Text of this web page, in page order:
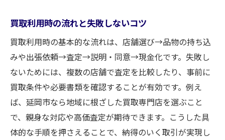
買取利用時の流れと失敗しないコツ
買取利用時の基本的な流れは、店舗選び→品物の持ち込
みや出張依頼→査定→説明・同意→現金化です。失敗し
ないためには、複数の店舗で査定を比較したり、事前に
買取条件や必要書類を確認することが有効です。例え
ば、延岡市なら地域に根ざした買取専門店を選ぶこと
で、親身な対応や高価査定が期待できます。こうした具
体的な手順を押さえることで、納得のいく取引が実現し